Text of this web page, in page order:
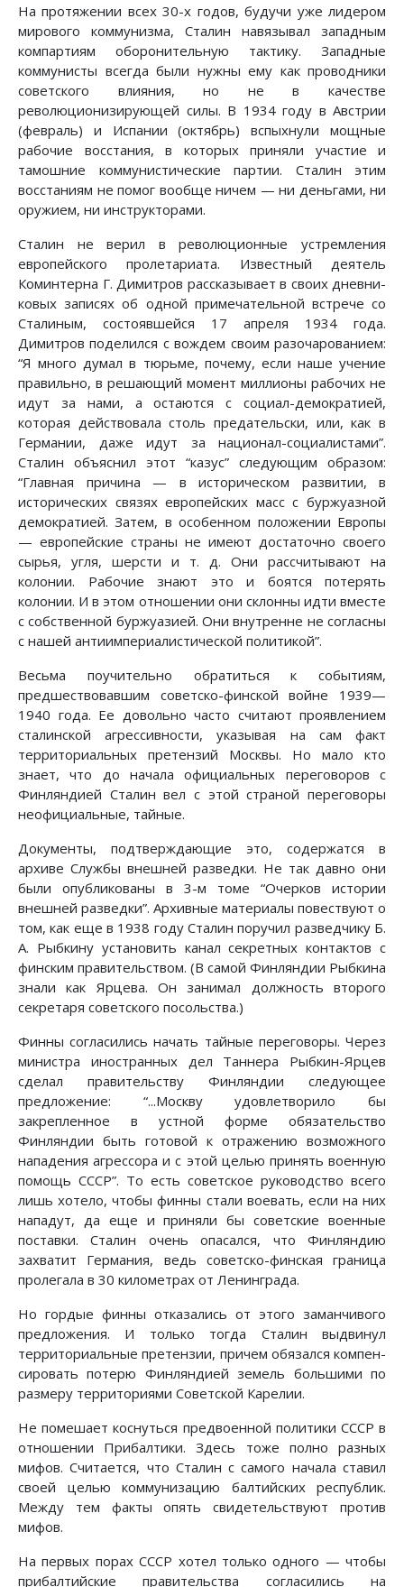
На протяжении всех 30-х годов, будучи уже лидером
мирового комму­низма, Сталин навязывал западным
компартиям оборонительную тактику. Западные
коммунисты всегда были нужны ему как проводники
советского влияния, но не в качестве
революционизирующей силы. В 1934 году в Австрии
(февраль) и Испании (октябрь) вспыхнули мощные
рабочие восстания, в которых приняли участие и
тамошние коммунистические партии. Сталин этим
восстаниям не помог вообще ничем — ни деньгами, ни
оружием, ни инструк­торами.
Сталин не верил в революционные устремления
европейского пролетариата. Известный деятель
Коминтерна Г. Димитров рассказывает в своих дневни­
ковых записях об одной примечательной встрече со
Сталиным, состоявшейся 17 апреля 1934 года.
Димитров поделился с вождем своим разочарованием:
“Я много думал в тюрьме, почему, если наше учение
правильно, в решающий момент миллионы рабочих не
идут за нами, а остаются с социал-демократией,
которая действовала столь предательски, или, как в
Германии, даже идут за национал-социалистами”.
Сталин объяснил этот “казус” следующим образом:
“Главная причина — в историческом развитии, в
исторических связях европейских масс с буржуазной
демократией. Затем, в особенном положении Европы
— европейские страны не имеют достаточно своего
сырья, угля, шерсти и т. д. Они рассчитывают на
колонии. Рабочие знают это и боятся потерять
колонии. И в этом отношении они склонны идти вместе
с собст­венной буржуазией. Они внутренне не согласны
с нашей антиимпериа­листи­ческой политикой”.
Весьма поучительно обратиться к событиям,
предшествовавшим советско-финской войне 1939—
1940 года. Ее довольно часто считают проявлением
сталинской агрессивности, указывая на сам факт
территориальных претензий Москвы. Но мало кто
знает, что до начала официальных переговоров с
Финляндией Сталин вел с этой страной переговоры
неофициальные, тайные.
Документы, подтверждающие это, содержатся в
архиве Службы внешней разведки. Не так давно они
были опубликованы в 3-м томе “Очерков истории
внешней разведки”. Архивные материалы повествуют о
том, как еще в 1938 году Сталин поручил разведчику Б.
А. Рыбкину установить канал секретных контак­тов с
финским правительством. (В самой Финляндии Рыбкина
знали как Ярцева. Он занимал должность второго
секретаря советского посольства.)
Финны согласились начать тайные переговоры. Через
министра ино­стран­ных дел Таннера Рыбкин-Ярцев
сделал правительству Финляндии следующее
предложение: “...Москву удовлетворило бы
закрепленное в устной форме обязательство
Финляндии быть готовой к отражению возможного
нападения агрессора и с этой целью принять военную
помощь СССР”. То есть советское руководство всего
лишь хотело, чтобы финны стали воевать, если на них
нападут, да еще и приняли бы советские военные
поставки. Сталин очень опасался, что Финляндию
захватит Германия, ведь советско-финская граница
пролегала в 30 километрах от Ленинграда.
Но гордые финны отказались от этого заманчивого
предложения. И только тогда Сталин выдвинул
территориальные претензии, причем обязался ком­пен­
сировать потерю Финляндией земель большими по
размеру террито­риями Советской Карелии.
Не помешает коснуться предвоенной политики СССР в
отношении Прибал­тики. Здесь тоже полно разных
мифов. Считается, что Сталин с самого начала ставил
своей целью коммунизацию балтийских республик.
Между тем факты опять свидетельствуют против
мифов.
На первых порах СССР хотел только одного — чтобы
прибалтийские правительства согласились на